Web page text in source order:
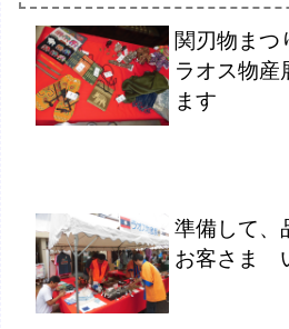
関刃物まつ
ラオス物産
ます
準備して、
お客さま